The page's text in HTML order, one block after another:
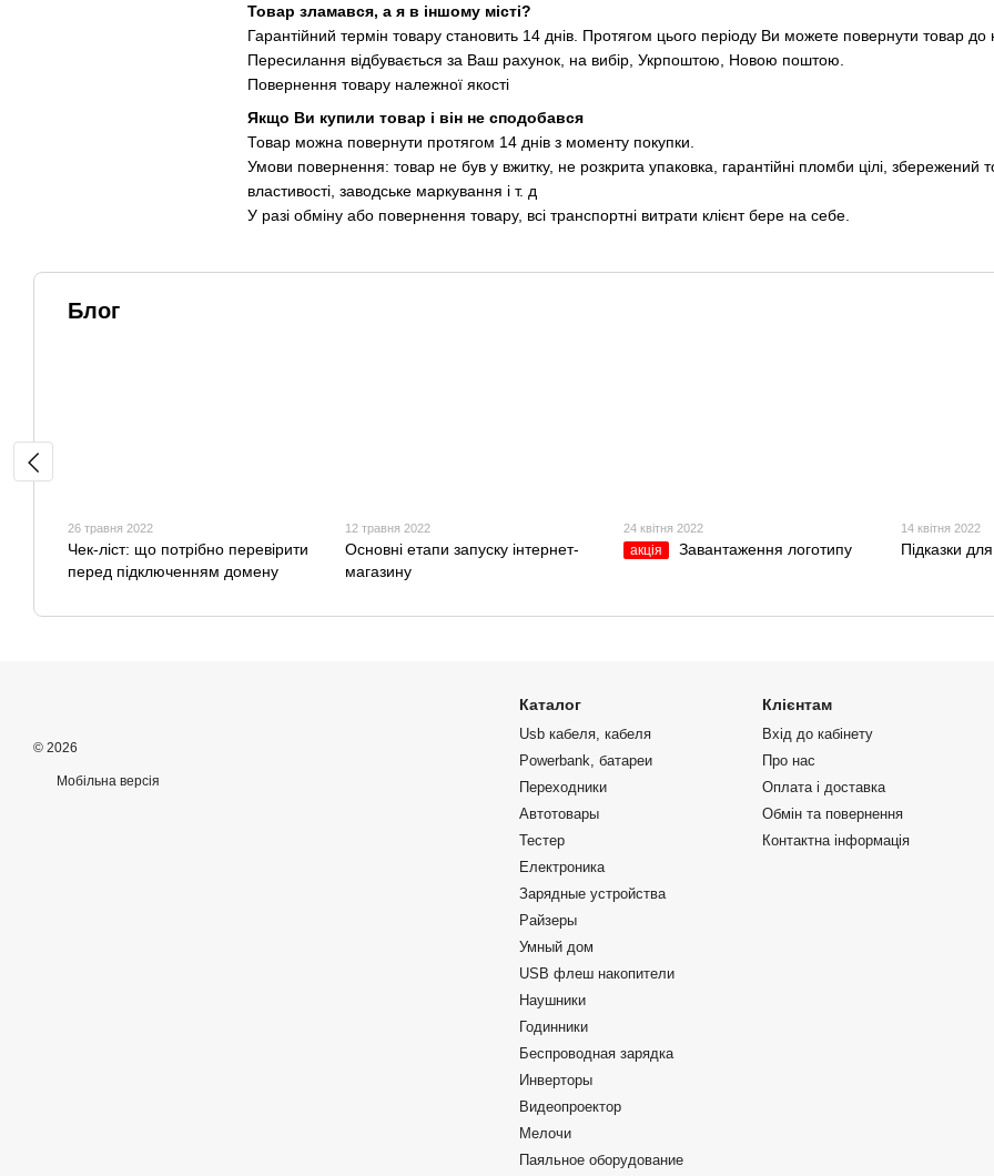
Товар зламався, а я в іншому місті?
Гарантійний термін товару становить 14 днів. Протягом цього періоду Ви можете повернути товар
Пересилання відбувається за Ваш рахунок, на вибір, Укрпоштою, Новою поштою.
Повернення товару належної якості
Якщо Ви купили товар і він не сподобався
Товар можна повернути протягом 14 днів з моменту покупки.
Умови повернення: товар не був у вжитку, не розкрита упаковка, гарантійні пломби цілі, збережений
властивості, заводське маркування і т. д
У разі обміну або повернення товару, всі транспортні витрати клієнт бере на себе.
Блог
26 травня 2022
Чек-ліст: що потрібно перевірити
перед підключенням домену
12 травня 2022
Основні етапи запуску інтернет-
магазину
24 квітня 2022
акція Завантаження логотипу
14 квітня 2022
Підказки
© 2026
Мобільна версія
Каталог
Usb кабеля, кабеля
Powerbank, батареи
Переходники
Автотовары
Тестер
Електроника
Зарядные устройства
Райзеры
Умный дом
USB флеш накопители
Наушники
Годинники
Беспроводная зарядка
Инверторы
Видеопроектор
Мелочи
Паяльное оборудование
Клієнтам
Вхід до кабінету
Про нас
Оплата і доставка
Обмін та повернення
Контактна інформація